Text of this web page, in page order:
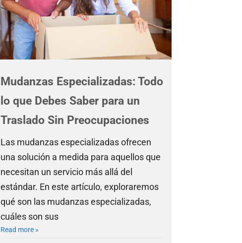
Mudanzas Especializadas: Todo
lo que Debes Saber para un
Traslado Sin Preocupaciones
Las mudanzas especializadas ofrecen
una solución a medida para aquellos que
necesitan un servicio más allá del
estándar. En este artículo, exploraremos
qué son las mudanzas especializadas,
cuáles son sus
Read more »